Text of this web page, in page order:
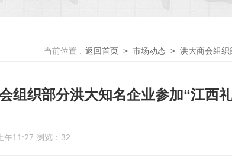
当前位置 : 返回首页 > 市场动态 > 洪大商会组织
组织部分洪大知名企业参加“江西
午11:27 浏览：32